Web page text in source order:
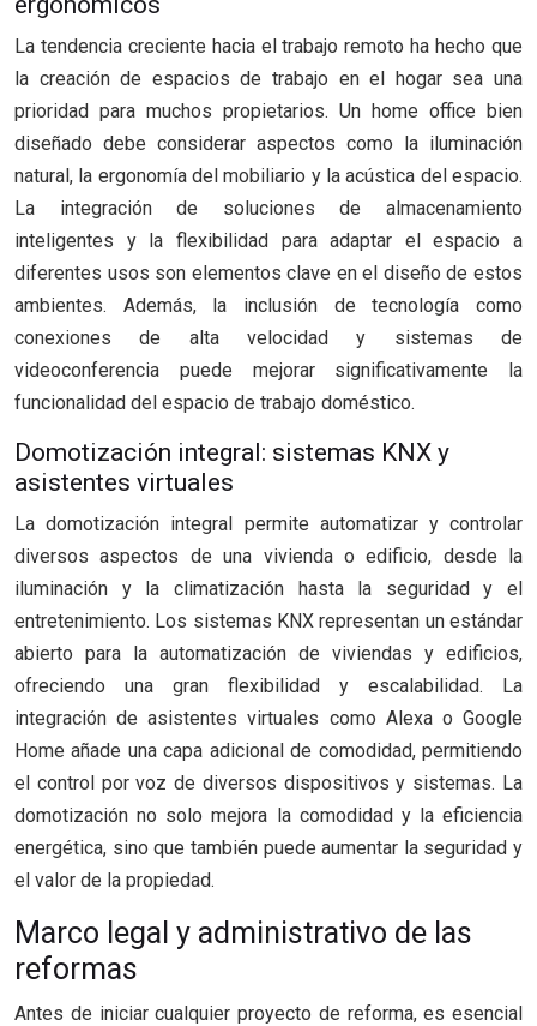
La tendencia creciente hacia el trabajo remoto ha hecho que
la creación de espacios de trabajo en el hogar sea una
prioridad para muchos propietarios. Un home office bien
diseñado debe considerar aspectos como la iluminación
natural, la ergonomía del mobiliario y la acústica del espacio.
La integración de soluciones de almacenamiento
inteligentes y la flexibilidad para adaptar el espacio a
diferentes usos son elementos clave en el diseño de estos
ambientes. Además, la inclusión de tecnología como
conexiones de alta velocidad y sistemas de
videoconferencia puede mejorar significativamente la
funcionalidad del espacio de trabajo doméstico.
Domotización integral: sistemas KNX y
asistentes virtuales
La domotización integral permite automatizar y controlar
diversos aspectos de una vivienda o edificio, desde la
iluminación y la climatización hasta la seguridad y el
entretenimiento. Los sistemas KNX representan un estándar
abierto para la automatización de viviendas y edificios,
ofreciendo una gran flexibilidad y escalabilidad. La
integración de asistentes virtuales como Alexa o Google
Home añade una capa adicional de comodidad, permitiendo
el control por voz de diversos dispositivos y sistemas. La
domotización no solo mejora la comodidad y la eficiencia
energética, sino que también puede aumentar la seguridad y
el valor de la propiedad.
Marco legal y administrativo de las
reformas
Antes de iniciar cualquier proyecto de reforma, es esencial